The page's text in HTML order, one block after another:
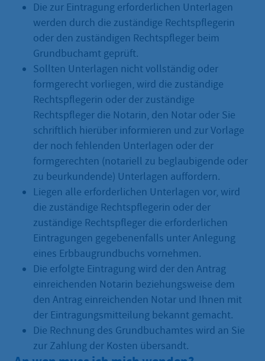
Die zur Eintragung erforderlichen Unterlagen
werden durch die zuständige Rechtspflegerin
oder den zuständigen Rechtspfleger beim
Grundbuchamt geprüft.
Sollten Unterlagen nicht vollständig oder
formgerecht vorliegen, wird die zuständige
Rechtspflegerin oder der zuständige
Rechtspfleger die Notarin, den Notar oder Sie
schriftlich hierüber informieren und zur Vorlage
der noch fehlenden Unterlagen oder der
formgerechten (notariell zu beglaubigende oder
zu beurkundende) Unterlagen auffordern.
Liegen alle erforderlichen Unterlagen vor, wird
die zuständige Rechtspflegerin oder der
zuständige Rechtspfleger die erforderlichen
Eintragungen gegebenenfalls unter Anlegung
eines Erbbaugrundbuchs vornehmen.
Die erfolgte Eintragung wird der den Antrag
einreichenden Notarin beziehungsweise dem
den Antrag einreichenden Notar und Ihnen mit
der Eintragungsmitteilung bekannt gemacht.
Die Rechnung des Grundbuchamtes wird an Sie
zur Zahlung der Kosten übersandt.